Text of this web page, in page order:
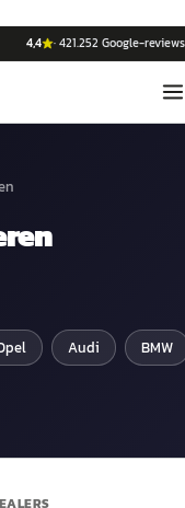
4,4 ·421.252Google-reviews
Audi BMW